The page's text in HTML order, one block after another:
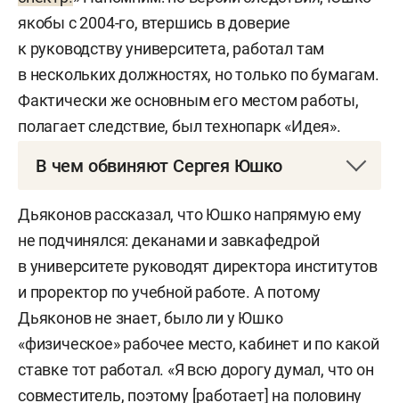
якобы с 2004-го, втершись в доверие
к руководству университета, работал там
в нескольких должностях, но только по бумагам.
Фактически же основным его местом работы,
полагает следствие, был технопарк «Идея».
В чем обвиняют Сергея Юшко
Юшко обвиняют в мошенничестве и служебном
подлоге (ст. 159 и 292 УК РФ). По версии
следствия, с 2004 года Юшко работал в вузе
одновременно в нескольких должностях —
завкафедрой инженерной компьютерной
графики и деканом факультета
информационных технологий, но основным его
Дьяконов рассказал, что Юшко напрямую ему
не подчинялся: деканами и завкафедрой
в университете руководят директора институтов
и проректор по учебной работе. А потому
Дьяконов не знает, было ли у Юшко
«физическое» рабочее место, кабинет и по какой
ставке тот работал. «Я всю дорогу думал, что он
совместитель, поэтому [работает] на половину